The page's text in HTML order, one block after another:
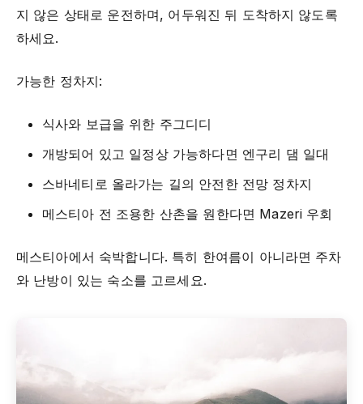
지 않은 상태로 운전하며, 어두워진 뒤 도착하지 않도록
하세요.
가능한 정차지:
식사와 보급을 위한 주그디디
개방되어 있고 일정상 가능하다면 엔구리 댐 일대
스바네티로 올라가는 길의 안전한 전망 정차지
메스티아 전 조용한 산촌을 원한다면 Mazeri 우회
메스티아에서 숙박합니다. 특히 한여름이 아니라면 주차
와 난방이 있는 숙소를 고르세요.